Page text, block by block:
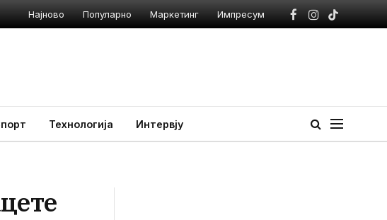
Најново Популарно Маркетинг Импресум
Facebook
Instagram
TikTok
Технологија Интервју